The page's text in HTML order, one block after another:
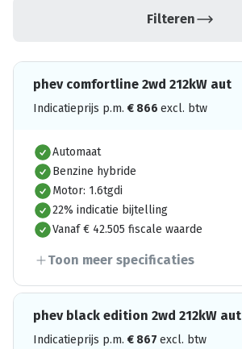
Filteren
phev comfortline 2wd 212kW aut
Indicatieprijs p.m. € 866 excl. btw
Automaat
Benzine hybride
Motor: 1.6tgdi
22% indicatie bijtelling
Vanaf € 42.505 fiscale waarde
Toon meer specificaties
phev black edition 2wd 212kW aut
Indicatieprijs p.m. € 867 excl. btw